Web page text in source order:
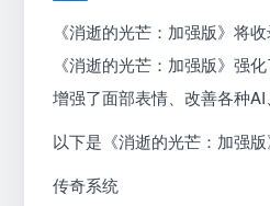
《消逝的光芒：加强版》将
《消逝的光芒：加强版》强
增强了面部表情、改善各种
以下是《消逝的光芒：加强
传奇系统